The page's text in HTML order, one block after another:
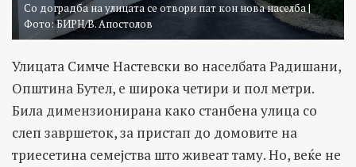
Со доградба на улицата се отвори пат кон нова населба |
Фото: БИРН/В. Апостолов
Улицата Симче Настевски во населбата Радишани,
Општина Бутел, е широка четири и пол метри.
Била димензионирана како станбена улица со
слеп завршеток, за пристап до домовите на
триесетина семејства што живеат таму. Но, веќе не